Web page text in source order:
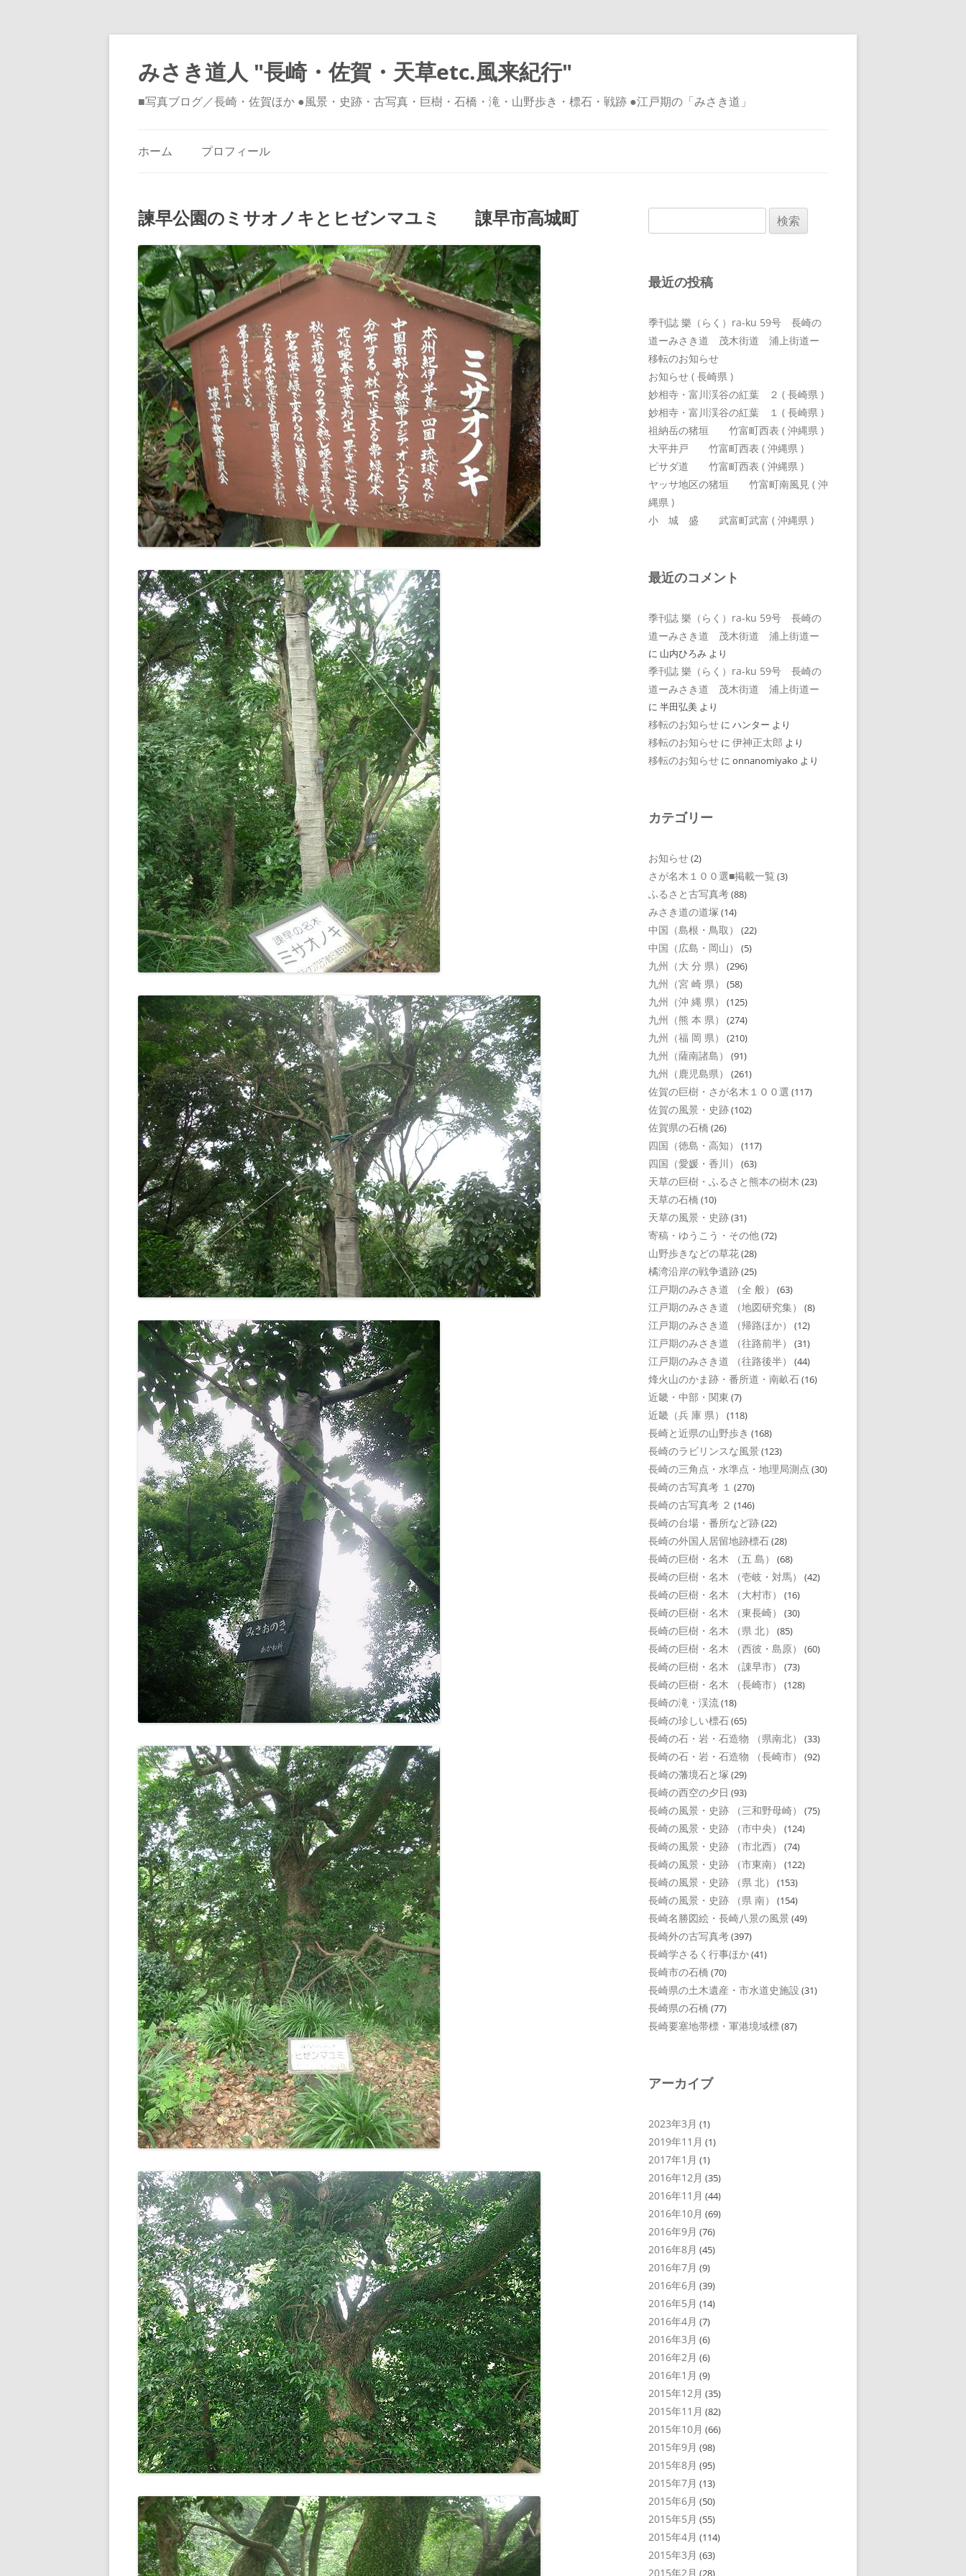
みさき道人 "長崎・佐賀・天草etc.風来紀行"
■写真ブログ／長崎・佐賀ほか ●風景・史跡・古写真・巨樹・石橋・滝・山野歩き・標石・戦跡 ●江戸期の「みさき道」
ッ
プ
ホーム プロフィール
諫早公園のミサオノキとヒゼンマユミ 諌早市高城町
索:
最近の投稿
季刊誌 樂（らく）ra-ku 59号 長崎の
道ーみさき道 茂木街道 浦上街道ー
移転のお知らせ
お知らせ ( 長崎県 )
妙相寺・富川渓谷の紅葉 ２ ( 長崎県 )
妙相寺・富川渓谷の紅葉 １ ( 長崎県 )
祖納岳の猪垣 竹富町西表 ( 沖縄県 )
大平井戸 竹富町西表 ( 沖縄県 )
ピサダ道 竹富町西表 ( 沖縄県 )
ヤッサ地区の猪垣 竹富町南風見 ( 沖
縄県 )
小 城 盛 武富町武富 ( 沖縄県 )
最近のコメント
季刊誌 樂（らく）ra-ku 59号 長崎の
道ーみさき道 茂木街道 浦上街道ー
に 山内ひろみ より
季刊誌 樂（らく）ra-ku 59号 長崎の
道ーみさき道 茂木街道 浦上街道ー
に 半田弘美 より
移転のお知らせ に ハンター より
移転のお知らせ に 伊神正太郎 より
移転のお知らせ に onnanomiyako より
カテゴリー
お知らせ(2)
さが名木１００選■掲載一覧 (3)
ふるさと古写真考(88)
みさき道の道塚 (14)
中国（島根・鳥取） (22)
中国（広島・岡山） (5)
九州（大 分 県） (296)
九州（宮 崎 県） (58)
九州（沖 縄 県） (125)
九州（熊 本 県） (274)
九州（福 岡 県） (210)
九州（薩南諸島） (91)
九州（鹿児島県） (261)
佐賀の巨樹・さが名木１００選 (117)
佐賀の風景・史跡(102)
佐賀県の石橋 (26)
四国（徳島・高知） (117)
四国（愛媛・香川） (63)
天草の巨樹・ふるさと熊本の樹木 (23)
天草の石橋 (10)
天草の風景・史跡(31)
寄稿・ゆうこう・その他(72)
山野歩きなどの草花(28)
橘湾沿岸の戦争遺跡(25)
江戸期のみさき道 （全 般） (63)
江戸期のみさき道 （地図研究集） (8)
江戸期のみさき道 （帰路ほか） (12)
江戸期のみさき道 （往路前半） (31)
江戸期のみさき道 （往路後半） (44)
烽火山のかま跡・番所道・南畝石(16)
近畿・中部・関東 (7)
近畿（兵 庫 県） (118)
長崎と近県の山野歩き (168)
長崎のラビリンスな風景 (123)
長崎の三角点・水準点・地理局測点 (30)
長崎の古写真考 １ (270)
長崎の古写真考 ２ (146)
長崎の台場・番所など跡(22)
長崎の外国人居留地跡標石(28)
長崎の巨樹・名木 （五 島） (68)
長崎の巨樹・名木 （壱岐・対馬） (42)
長崎の巨樹・名木 （大村市） (16)
長崎の巨樹・名木 （東長崎） (30)
長崎の巨樹・名木 （県 北） (85)
長崎の巨樹・名木 （西彼・島原） (60)
長崎の巨樹・名木 （諌早市） (73)
長崎の巨樹・名木 （長崎市） (128)
長崎の滝・渓流(18)
長崎の珍しい標石(65)
長崎の石・岩・石造物 （県南北） (33)
長崎の石・岩・石造物 （長崎市） (92)
長崎の藩境石と塚 (29)
長崎の西空の夕日 (93)
長崎の風景・史跡 （三和野母崎） (75)
長崎の風景・史跡 （市中央） (124)
長崎の風景・史跡 （市北西） (74)
長崎の風景・史跡 （市東南） (122)
長崎の風景・史跡 （県 北） (153)
長崎の風景・史跡 （県 南） (154)
長崎名勝図絵・長崎八景の風景 (49)
長崎外の古写真考(397)
長崎学さるく行事ほか(41)
長崎市の石橋 (70)
長崎県の土木遺産・市水道史施設 (31)
長崎県の石橋 (77)
長崎要塞地帯標・軍港境域標(87)
アーカイブ
2023年3月 (1)
2019年11月 (1)
2017年1月 (1)
2016年12月 (35)
2016年11月 (44)
2016年10月 (69)
2016年9月 (76)
2016年8月 (45)
2016年7月 (9)
2016年6月 (39)
2016年5月 (14)
2016年4月 (7)
2016年3月 (6)
2016年2月 (6)
2016年1月 (9)
2015年12月 (35)
2015年11月 (82)
2015年10月 (66)
2015年9月 (98)
2015年8月 (95)
2015年7月 (13)
2015年6月 (50)
2015年5月 (55)
2015年4月 (114)
2015年3月 (63)
2015年2月 (28)